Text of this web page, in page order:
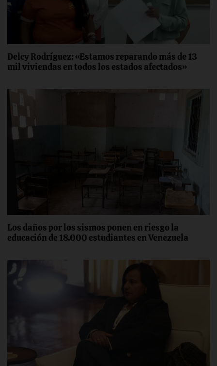
Delcy Rodríguez: «Estamos reparando más de 13
mil viviendas en todos los estados afectados»
Los daños por los sismos ponen en riesgo la
educación de 18.000 estudiantes en Venezuela